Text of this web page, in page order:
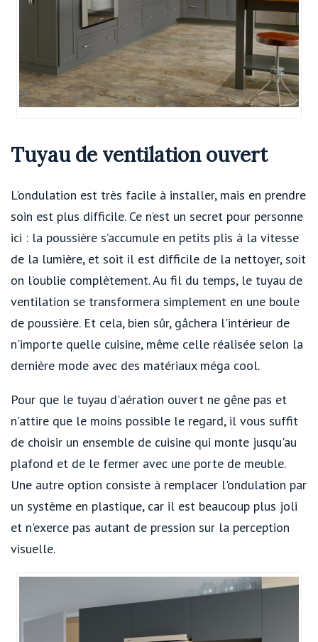
Tuyau de ventilation ouvert
L'ondulation est très facile à installer, mais en prendre
soin est plus difficile. Ce n’est un secret pour personne
ici : la poussière s’accumule en petits plis à la vitesse
de la lumière, et soit il est difficile de la nettoyer, soit
on l’oublie complètement. Au fil du temps, le tuyau de
ventilation se transformera simplement en une boule
de poussière. Et cela, bien sûr, gâchera l'intérieur de
n'importe quelle cuisine, même celle réalisée selon la
dernière mode avec des matériaux méga cool.
Pour que le tuyau d'aération ouvert ne gêne pas et
n'attire que le moins possible le regard, il vous suffit
de choisir un ensemble de cuisine qui monte jusqu'au
plafond et de le fermer avec une porte de meuble.
Une autre option consiste à remplacer l'ondulation par
un système en plastique, car il est beaucoup plus joli
et n'exerce pas autant de pression sur la perception
visuelle.